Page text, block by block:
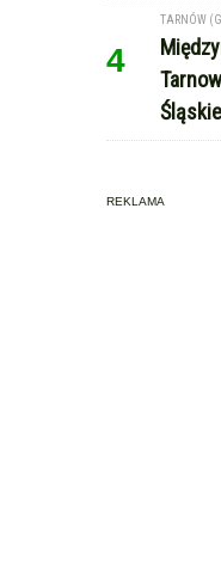
4
TARNÓW
REKLAMA